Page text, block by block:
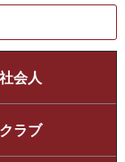
社会人
クラブ